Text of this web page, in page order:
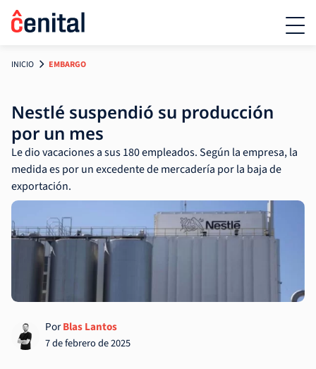
INICIO EMBARGO
Nestlé suspendió su producción
por un mes
Le dio vacaciones a sus 180 empleados. Según la empresa, la
medida es por un excedente de mercadería por la baja de
exportación.
PorBlas Lantos
7 de febrero de 2025